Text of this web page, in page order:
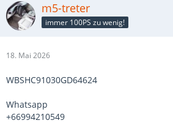
m5-treter
immer 100PS zu wenig!
18. Mai 2026
WBSHC91030GD64624
Whatsapp
+66994210549